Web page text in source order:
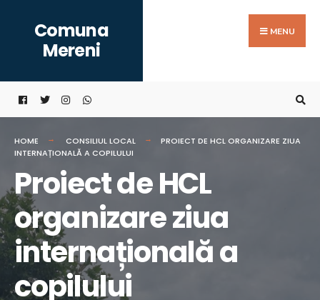
content
Comuna
Mereni
MENU
HOME CONSILIUL LOCAL
PROIECT DE HCL ORGANIZARE ZIUA
INTERNAȚIONALĂ A COPILULUI
Proiect de HCL
organizare ziua
internațională a
copilului
for: